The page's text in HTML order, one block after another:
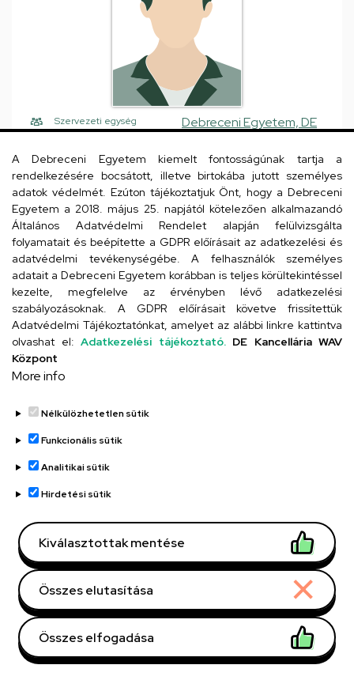
Szervezeti egység
Debreceni Egyetem, DE
Egészségügyi Szolgáltató
Egységek, Diagnosztikai
Egységek, Orvosi
Képalkotó Klinika,
Nukleáris Medicina
Központi telefonszám,
mellék
+36 52 255 000/ 51445
E-mail
forgacs.attila@med.unide
b.hu
Cím
Épület, emelet, szobaszám
Weboldal
Oldalszámozás
oldal
1 2 3 › »
Dolgozói adatmódosítás igénylése a DE
A Debreceni Egyetem kiemelt fontosságúnak tartja a
rendelkezésére bocsátott, illetve birtokába jutott személyes
adatok védelmét. Ezúton tájékoztatjuk Önt, hogy a Debreceni
Egyetem a 2018. május 25. napjától kötelezően alkalmazandó
Általános Adatvédelmi Rendelet alapján felülvizsgálta
folyamatait és beépítette a GDPR előírásait az adatkezelési és
adatvédelmi tevékenységébe. A felhasználók személyes
adatait a Debreceni Egyetem korábban is teljes körültekintéssel
kezelte, megfelelve az érvényben lévő adatkezelési
szabályozásoknak. A GDPR előírásait követve frissítettük
Adatvédelmi Tájékoztatónkat, amelyet az alábbi linkre kattintva
olvashat el: Adatkezelési tájékoztató. DE Kancellária WAV
Központ
More info
Nélkülözhetetlen sütik
Funkcionális sütik
Analitikai sütik
Hirdetési sütik
Kiválasztottak mentése
Összes elutasítása
Összes elfogadása